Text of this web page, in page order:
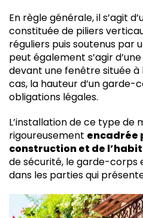
En règle générale, il s’agit
constituée de piliers
réguliers puis soutenus par
peut également s’agir
devant une fenêtre située à
cas, la hauteur d’un
obligations légales.
L’installation de ce type de
rigoureusement encadrée
construction et de
de sécurité, le garde-corps
dans les parties qui